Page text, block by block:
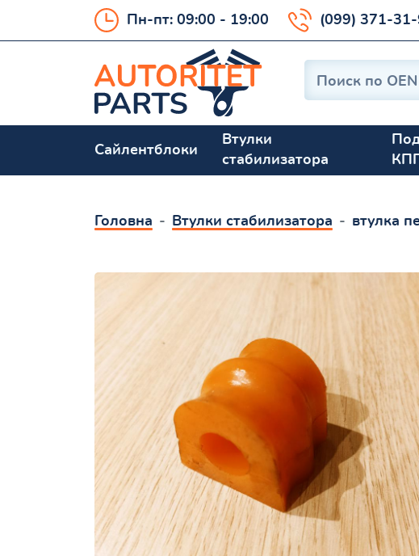
Пн-пт: 09:00 - 19:00 (099) 371-
Сайлентблоки
Втулки
стабилизатора
Головна Втулки стабилизатора втулка